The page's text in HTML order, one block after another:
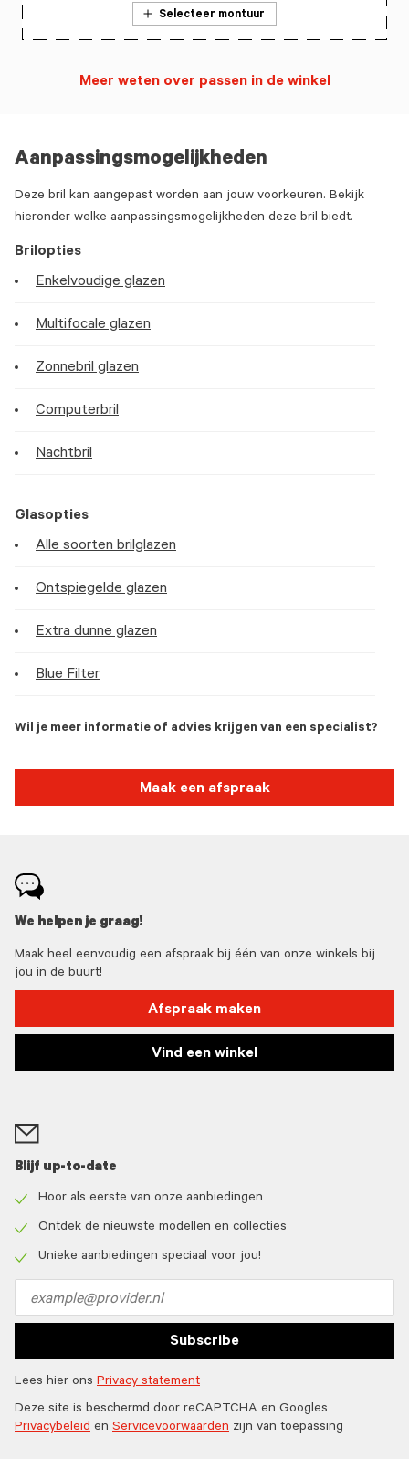
Aanpassingsmogelijkheden
Deze bril kan aangepast worden aan jouw voorkeuren. Bekijk
hieronder welke aanpassingsmogelijkheden deze bril biedt.
Brilopties
Enkelvoudige glazen
Multifocale glazen
Zonnebril glazen
Computerbril
Nachtbril
Glasopties
Alle soorten brilglazen
Ontspiegelde glazen
Extra dunne glazen
Blue Filter
Wil je meer informatie of advies krijgen van een specialist?
Maak een afspraak
Selecteer montuur
Meer weten over passen in de winkel
We helpen je graag!
Maak heel eenvoudig een afspraak bij één van onze winkels bij
jou in de buurt!
Afspraak maken
Vind een winkel
Blijf up-to-date
icon
Hoor als eerste van onze aanbiedingen
icon
Ontdek de nieuwste modellen en collecties
Unieke aanbiedingen speciaal voor jou!
address
Subscribe
Lees hier ons Privacy statement
Deze site is beschermd door reCAPTCHA en Googles
Privacybeleid en Servicevoorwaarden zijn van toepassing